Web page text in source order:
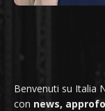
Benvenuti su Italia
con news,